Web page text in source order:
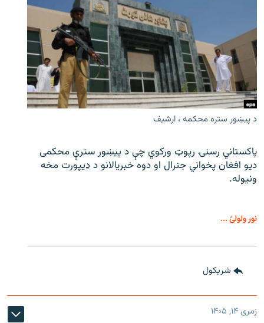
د پیښور ستره محکمه ، ارشیف
پاکستاني رسنۍ رپوټ ورکوي چې د پیښور سترې محکمی
دیو افغان پخواني جنرال او دوه خبریالانو د ډیپورت مخه
ونیوله.
نور ولولئ ...
شريکول
زمری ۱۴, ۱۴۰۵